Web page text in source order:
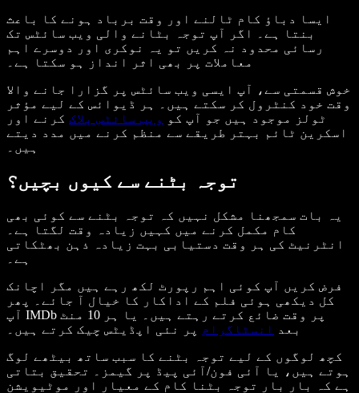
ایسا دباؤ کام ٹالنے اور وقت برباد ہونے کا باعث
بنتا ہے۔ اگر آپ توجہ بٹانے والی ویب سائٹس تک
رسائی محدود نہ کریں تو یہ نوکری اور دوسرے اہم
معاملات پر بھی اثر انداز ہو سکتا ہے۔
خوش قسمتی سے، آپ ایسی ویب سائٹس پر گزارا جانے والا
وقت خود کنٹرول کر سکتے ہیں۔ ہر ڈیوائس کے لیے مؤثر
ٹولز موجود ہیں جو آپ کو ویب سائٹس بلاک کرنے اور
اسکرین ٹائم بہتر طریقے سے منظم کرنے میں مدد دیتے
ہیں۔
توجہ بٹنے سے کیوں بچیں؟
یہ بات سمجھنا مشکل نہیں کہ توجہ بٹنے سے کوئی بھی
کام مکمل کرنے میں کہیں زیادہ وقت لگتا ہے۔
انٹرنیٹ کی ہر وقت دستیابی بہت زیادہ ذہن بھٹکاتی
ہے۔
فرض کریں آپ کوئی اہم رپورٹ لکھ رہے ہیں مگر اچانک
کل دیکھی ہوئی فلم کے اداکار کا خیال آ جائے۔ پھر
آپ IMDb پر وقت ضائع کرتے رہتے ہیں۔ یا ہر 10 منٹ
بعد
انسٹاگرام پر نئی اپڈیٹس چیک کرتے ہیں۔
کچھ لوگوں کے لیے توجہ بٹنے کا سبب ساتھ بیٹھے لوگ
ہوتے ہیں، یا آئی فون/آئی پیڈ پر گیمز۔ تحقیق بتاتی
ہے کہ بار بار توجہ بٹنا کام کے معیار اور موٹیویشن